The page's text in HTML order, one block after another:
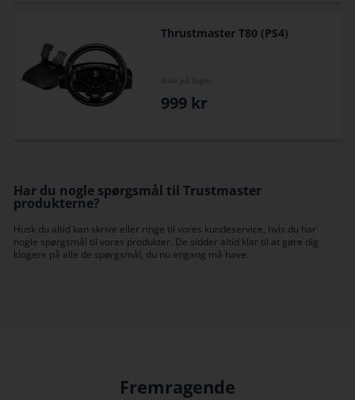
Thrustmaster T80 (PS4)
999 kr
Har du nogle spørgsmål til Trustmaster
produkterne?
Husk du altid kan skrive eller ringe til vores kundeservice, hvis du har
nogle spørgsmål til vores produkter. De sidder altid klar til at gøre dig
klogere på alle de spørgsmål, du nu engang må have.
Fremragende